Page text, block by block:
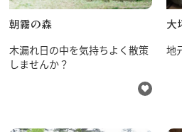
朝霧の森
木漏れ日の中を気持ちよく散策
しませんか？
大
地